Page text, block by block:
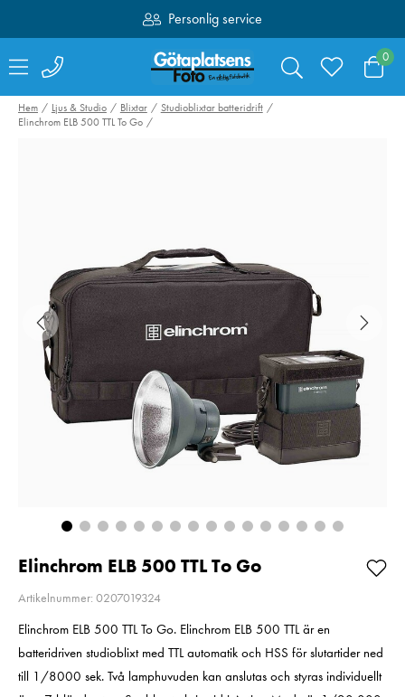
Personlig service
Fri frakt över 1000:-
0
Hähnel kabelset för
Captur till Fujifilm
Så långt lagret
räcker!
Nuvarande pris:
99 kr
SmallRig 4071
Kamerabatteri
E6NH
Pris : 319 kr
319 kr
Hem Ljus & Studio Blixtar
Studioblixtar batteridrift
Elinchrom ELB 500 TTL To Go
Elinchrom ELB 500 TTL To Go
Artikelnummer: 0207019324
Elinchrom ELB 500 TTL To Go. Elinchrom ELB 500 TTL är en
batteridriven studioblixt med TTL automatik och HSS för slutartider ned
till 1/8000 sek. Två lamphuvuden kan anslutas och styras individuellt